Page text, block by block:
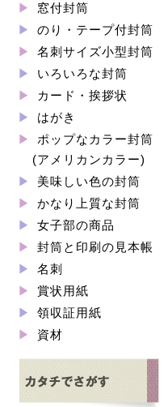
窓付封筒
のり・テープ付封筒
名刺サイズ小型封筒
いろいろな封筒
カード・挨拶状
はがき
ポップなカラー封筒
(アメリカンカラー)
美味しい色の封筒
かなり上質な封筒
女子部の商品
封筒と印刷の見本帳
名刺
賞状用紙
領収証用紙
資材